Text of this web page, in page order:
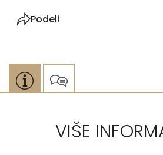
Podeli
VIŠE